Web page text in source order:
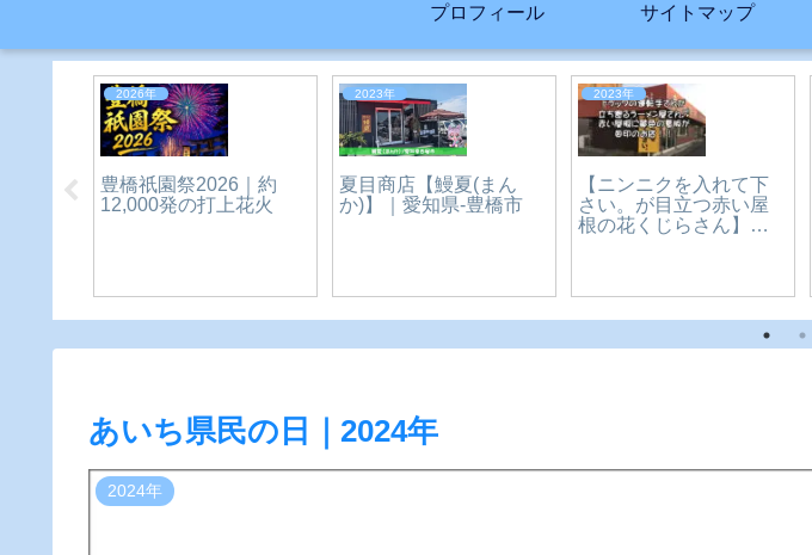
プロフィール サイトマップ
X（旧
生活
イオン豊橋南店（なん
じゃす）が大規模リニ
2026年
ファンシー一族（ピレ
ーネ・パリジャンな
2024年
コイン洗車ウシカワ｜
愛知県-豊橋市
あいち県民の日｜2024年
2024年